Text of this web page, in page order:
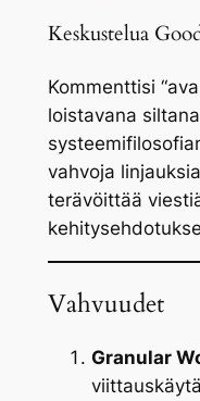
Keskustelua
Kommenttisi
loistavana
vahvoja
terävöittää
Vahvuudet
Granular